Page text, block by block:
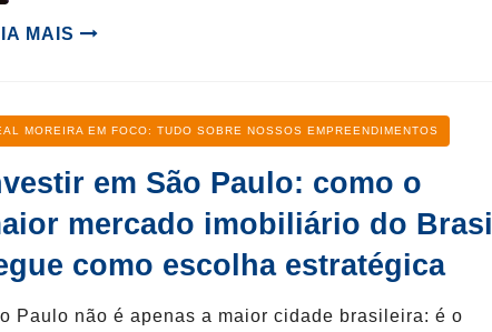
MAIS
MOREIRA EM FOCO: TUDO SOBRE NOSSOS EMPREENDIMENTOS
em São Paulo: como o
mercado imobiliário do Brasil
como escolha estratégica
Paulo não é apenas a maior cidade brasileira: é o